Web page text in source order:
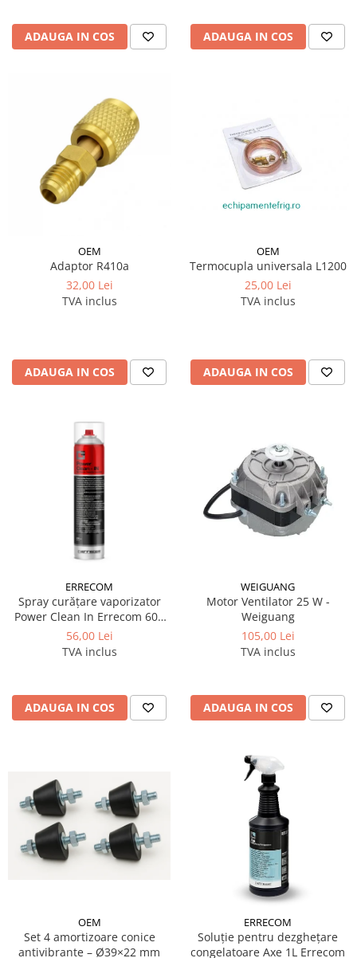
ADAUGA IN COS ADAUGA IN COS
OEM
Adaptor R410a
32,00 Lei
TVA inclus
ADAUGA IN COS
OEM
Termocupla universala L1200
25,00 Lei
TVA inclus
ADAUGA IN COS
ERRECOM
Spray curățare vaporizator
Power Clean In Errecom 600
ml
56,00 Lei
TVA inclus
ADAUGA IN COS
WEIGUANG
Motor Ventilator 25 W -
Weiguang
105,00 Lei
TVA inclus
ADAUGA IN COS
OEM
Set 4 amortizoare conice
antivibrante – Ø39×22 mm
ERRECOM
Soluție pentru dezghețare
congelatoare Axe 1L Errecom